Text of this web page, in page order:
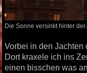
Die Sonne versinkt hinter
Vorbei in den Jachten
Dort kraxele ich ins
einen bisschen was